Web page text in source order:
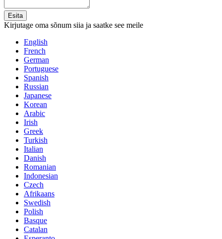
Esita
Kirjutage oma sõnum siia ja saatke see meile
English
French
German
Portuguese
Spanish
Russian
Japanese
Korean
Arabic
Irish
Greek
Turkish
Italian
Danish
Romanian
Indonesian
Czech
Afrikaans
Swedish
Polish
Basque
Catalan